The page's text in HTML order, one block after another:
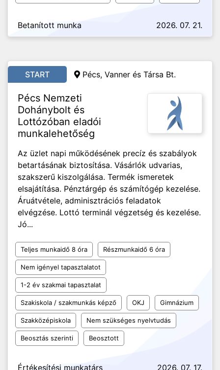
Betanított munka 2026. 07. 21.
START Pécs, Vanner és Társa Bt.
Pécs Nemzeti
Dohánybolt és
Lottózóban eladói
munkalehetőség
Az üzlet napi működésének precíz és szabályok
betartásának biztosítása. Vásárlók udvarias,
szakszerű kiszolgálása. Termék ismeretek
elsajátítása. Pénztárgép és számítógép kezelése.
Áruátvétele, adminisztrációs feladatok
elvégzése. Lottó terminál végzetség és kezelése.
Jó...
Teljes munkaidő 8 óra Részmunkaidő 6 óra
Nem igényel tapasztalatot
1-2 év szakmai tapasztalat
Szakiskola / szakmunkás képző OKJ Gimnázium
Szakközépiskola Nem szükséges nyelvtudás
Beosztás szerinti Beosztott
Értékesítési munkatárs 2026. 07. 17.